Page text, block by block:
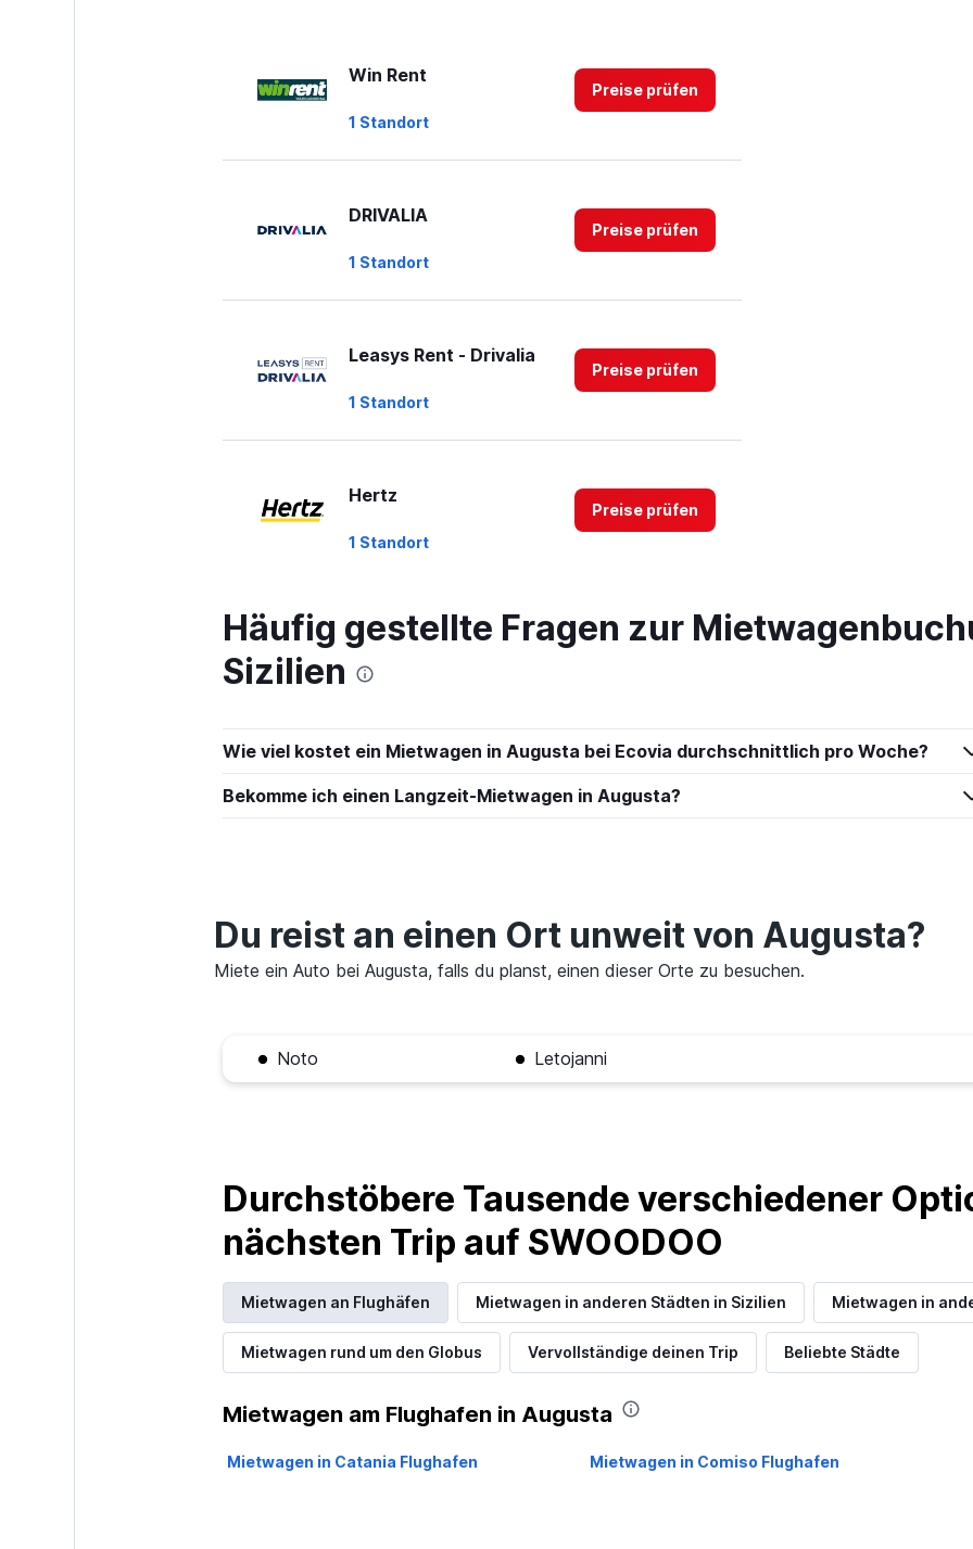
Win Rent
1 Standort
Preise prüfen
DRIVALIA
1 Standort
Preise prüfen
Leasys Rent - Drivalia
1 Standort
Preise prüfen
Hertz
1 Standort
Preise prüfen
Shouqi
1 Standort
keddy by Europcar
1 Standort
Preise prüfen
Leasys Rent
1 Standort
Preise prüfen
Preise prüfen
Häufig gestellte Fragen zur
Sizilien
Wie viel kostet ein Mietwagen in Augusta bei Ecovia durchschnittlich pro Woche?
Bekomme ich einen Langzeit-Mietwagen in Augusta?
Du reist an einen Ort unweit von Augusta?
Miete ein Auto bei Augusta, falls du planst, einen dieser Orte zu besuchen.
Noto Letojanni
Durchstöbere Tausende verschiedener
nächsten Trip auf SWOODOO
Mietwagen an Flughäfen Mietwagen in anderen Städten in Sizilien Mietwagen in
Mietwagen rund um den Globus Vervollständige deinen Trip Beliebte Städte
Mietwagen am Flughafen in Augusta
Mietwagen in Catania Flughafen Mietwagen in Comiso Flughafen